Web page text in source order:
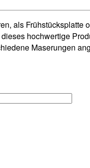
als Frühstücksplatte
hochwertige
Maserungen